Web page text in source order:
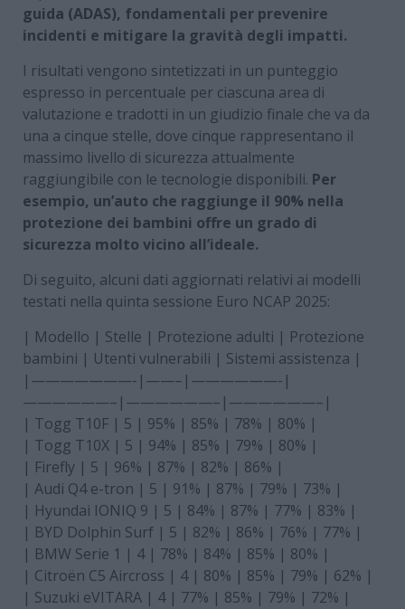
guida (ADAS), fondamentali per prevenire
incidenti e mitigare la gravità degli impatti.
I risultati vengono sintetizzati in un punteggio
espresso in percentuale per ciascuna area di
valutazione e tradotti in un giudizio finale che va da
una a cinque stelle, dove cinque rappresentano il
massimo livello di sicurezza attualmente
raggiungibile con le tecnologie disponibili. Per
esempio, un’auto che raggiunge il 90% nella
protezione dei bambini offre un grado di
sicurezza molto vicino all’ideale.
Di seguito, alcuni dati aggiornati relativi ai modelli
testati nella quinta sessione Euro NCAP 2025:
| Modello | Stelle | Protezione adulti | Protezione
bambini | Utenti vulnerabili | Sistemi assistenza |
|———————-|——–|——————-|
——————–|——————–|——————–|
| Togg T10F | 5 | 95% | 85% | 78% | 80% |
| Togg T10X | 5 | 94% | 85% | 79% | 80% |
| Firefly | 5 | 96% | 87% | 82% | 86% |
| Audi Q4 e-tron | 5 | 91% | 87% | 79% | 73% |
| Hyundai IONIQ 9 | 5 | 84% | 87% | 77% | 83% |
| BYD Dolphin Surf | 5 | 82% | 86% | 76% | 77% |
| BMW Serie 1 | 4 | 78% | 84% | 85% | 80% |
| Citroën C5 Aircross | 4 | 80% | 85% | 79% | 62% |
| Suzuki eVITARA | 4 | 77% | 85% | 79% | 72% |